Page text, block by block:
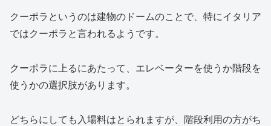
クーポラというのは建物のドームのことで、特にイタリア
ではクーポラと言われるようです。
クーポラに上るにあたって、エレベーターを使うか階段を
使うかの選択肢があります。
どちらにしても入場料はとられますが、階段利用の方がち